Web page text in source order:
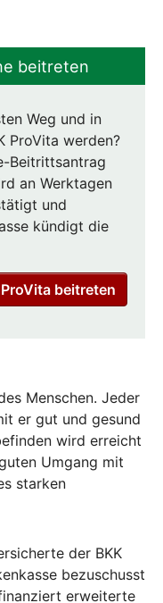
beitreten
Weg und in
ProVita werden?
Beitrittsantrag
an Werktagen
und
kündigt die
beitreten
Menschen. Jeder
er gut und gesund
wird erreicht
Umgang mit
starken
der BKK
bezuschusst
erweiterte